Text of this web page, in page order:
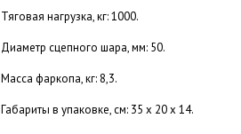
Тяговая нагрузка, кг: 1000.
Диаметр сцепного шара, мм: 50.
Масса фаркопа, кг: 8,3.
Габариты в упаковке, см: 35 х 20 х 14.